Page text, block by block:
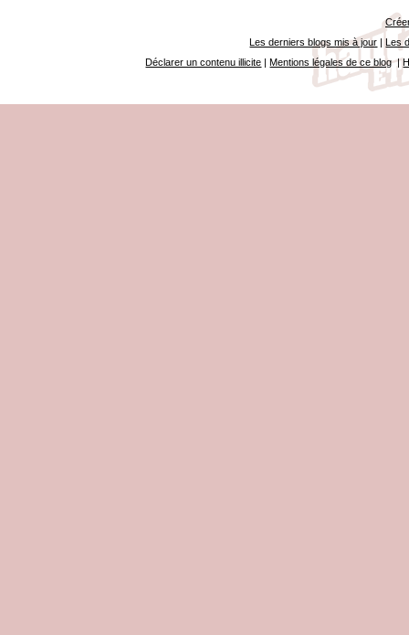
Les derniers blogs mis à jour |Les
Déclarer un contenu illicite |Mentions légales de ce blog|